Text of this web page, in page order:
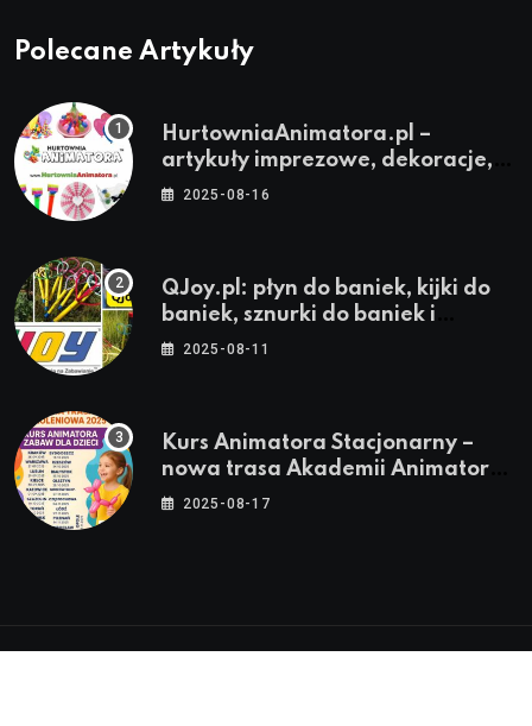
Polecane Artykuły
HurtowniaAnimatora.pl –
artykuły imprezowe, dekoracje,
stroje i akcesoria dla animatorów
2025-08-16
QJoy.pl: płyn do baniek, kijki do
baniek, sznurki do baniek i
zestawy do baniek
2025-08-11
Kurs Animatora Stacjonarny –
nowa trasa Akademii Animatora
– jesień 2025
2025-08-17